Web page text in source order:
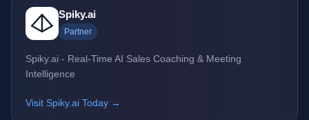
Spiky.ai
Partner
Spiky.ai - Real-Time AI Sales Coaching & Meeting
Intelligence
Visit Spiky.ai Today →